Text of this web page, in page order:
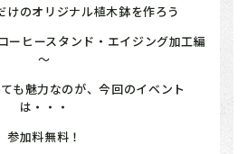
けのオリジナル植木鉢を作ろう
ーヒースタンド・エイジング加工編
～
も魅力なのが、今回のイベント
は・・・
参加料無料！